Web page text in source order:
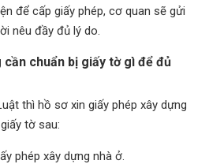
để cấp giấy phép, cơ quan sẽ gửi
nêu đầy đủ lý do.
cần chuẩn bị giấy tờ gì để đủ
thì hồ sơ xin giấy phép xây dựng
tờ sau:
phép xây dựng nhà ở.